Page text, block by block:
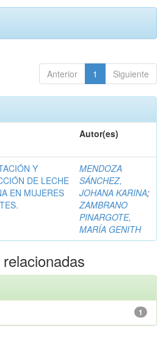
Anterior 1 Siguiente
Autor(es)
Y
DE LECHE
EN MUJERES
MENDOZA
SÁNCHEZ,
JOHANA KARINA;
ZAMBRANO
PINARGOTE,
MARÍA GENITH
1